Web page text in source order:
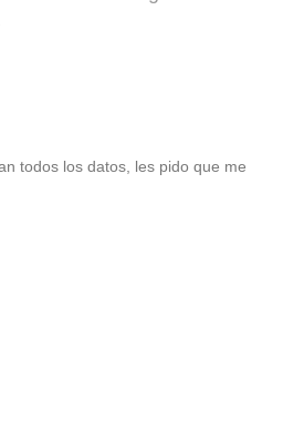
todos los datos, les pido que me